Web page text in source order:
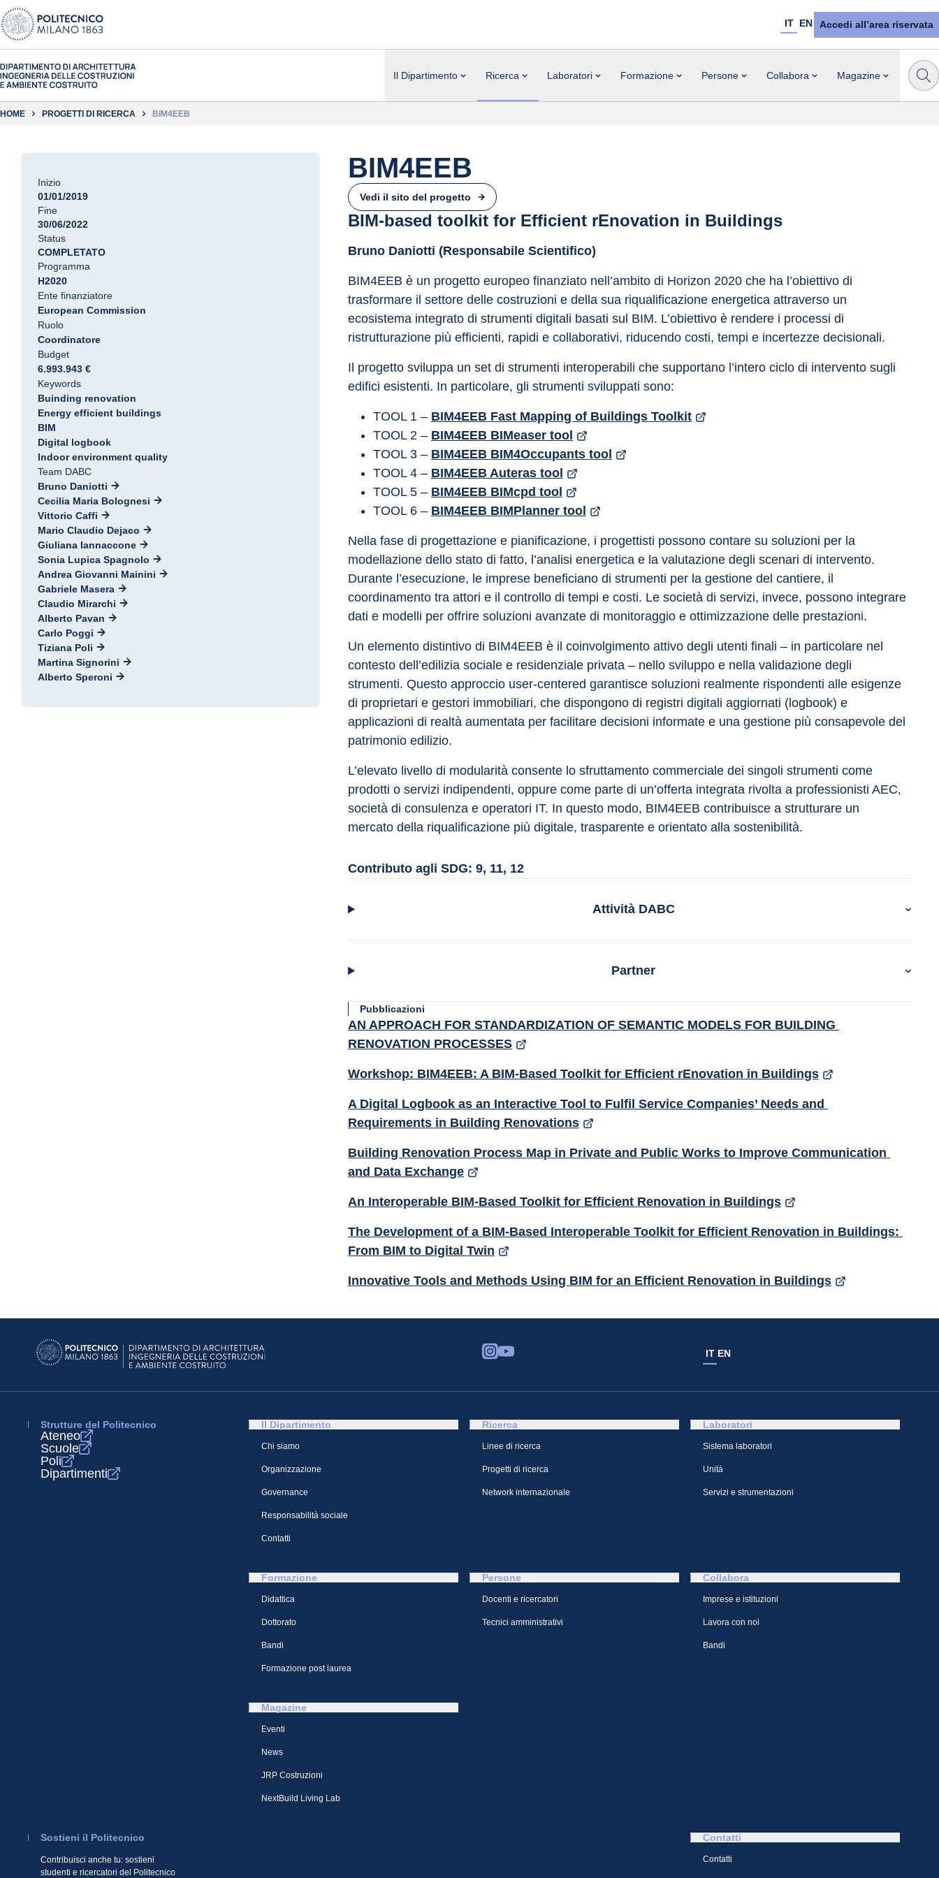
IT EN Accedi all’area riservata
Il Dipartimento Ricerca Laboratori Formazione Persone Collabora Magazine
HOME PROGETTI DI RICERCA BIM4EEB
Inizio
01/01/2019
Fine
30/06/2022
Status
COMPLETATO
Programma
H2020
Ente finanziatore
European Commission
Ruolo
Coordinatore
Budget
6.993.943 €
Keywords
Buinding renovation
Energy efficient buildings
BIM
Digital logbook
Indoor environment quality
Team DABC
Bruno Daniotti
Cecilia Maria Bolognesi
Vittorio Caffi
Mario Claudio Dejaco
Giuliana Iannaccone
Sonia Lupica Spagnolo
Andrea Giovanni Mainini
Gabriele Masera
Claudio Mirarchi
Alberto Pavan
Carlo Poggi
Tiziana Poli
Martina Signorini
Alberto Speroni
BIM4EEB
Vedi il sito del progetto
BIM-based toolkit for Efficient rEnovation in Buildings
Bruno Daniotti (Responsabile Scientifico)
BIM4EEB è un progetto europeo finanziato nell’ambito di Horizon 2020 che ha l’obiettivo di
trasformare il settore delle costruzioni e della sua riqualificazione energetica attraverso un
ecosistema integrato di strumenti digitali basati sul BIM. L’obiettivo è rendere i processi di
ristrutturazione più efficienti, rapidi e collaborativi, riducendo costi, tempi e incertezze decisionali.
Il progetto sviluppa un set di strumenti interoperabili che supportano l’intero ciclo di intervento sugli
edifici esistenti. In particolare, gli strumenti sviluppati sono:
TOOL 1 – BIM4EEB Fast Mapping of Buildings Toolkit
TOOL 2 – BIM4EEB BIMeaser tool
TOOL 3 – BIM4EEB BIM4Occupants tool
TOOL 4 – BIM4EEB Auteras tool
TOOL 5 – BIM4EEB BIMcpd tool
TOOL 6 – BIM4EEB BIMPlanner tool
Nella fase di progettazione e pianificazione, i progettisti possono contare su soluzioni per la
modellazione dello stato di fatto, l’analisi energetica e la valutazione degli scenari di intervento.
Durante l’esecuzione, le imprese beneficiano di strumenti per la gestione del cantiere, il
coordinamento tra attori e il controllo di tempi e costi. Le società di servizi, invece, possono integrare
dati e modelli per offrire soluzioni avanzate di monitoraggio e ottimizzazione delle prestazioni.
Un elemento distintivo di BIM4EEB è il coinvolgimento attivo degli utenti finali – in particolare nel
contesto dell’edilizia sociale e residenziale privata – nello sviluppo e nella validazione degli
strumenti. Questo approccio user-centered garantisce soluzioni realmente rispondenti alle esigenze
di proprietari e gestori immobiliari, che dispongono di registri digitali aggiornati (logbook) e
applicazioni di realtà aumentata per facilitare decisioni informate e una gestione più consapevole del
patrimonio edilizio.
L’elevato livello di modularità consente lo sfruttamento commerciale dei singoli strumenti come
prodotti o servizi indipendenti, oppure come parte di un’offerta integrata rivolta a professionisti AEC,
società di consulenza e operatori IT. In questo modo, BIM4EEB contribuisce a strutturare un
mercato della riqualificazione più digitale, trasparente e orientato alla sostenibilità.
Contributo agli SDG: 9, 11, 12
Attività DABC
Partner
Pubblicazioni
AN APPROACH FOR STANDARDIZATION OF SEMANTIC MODELS FOR BUILDING
RENOVATION PROCESSES
Workshop: BIM4EEB: A BIM-Based Toolkit for Efficient rEnovation in Buildings
A Digital Logbook as an Interactive Tool to Fulfil Service Companies’ Needs and
Requirements in Building Renovations
Building Renovation Process Map in Private and Public Works to Improve Communication
and Data Exchange
An Interoperable BIM-Based Toolkit for Efficient Renovation in Buildings
The Development of a BIM-Based Interoperable Toolkit for Efficient Renovation in Buildings:
From BIM to Digital Twin
Innovative Tools and Methods Using BIM for an Efficient Renovation in Buildings
IT EN
Strutture del Politecnico
Ateneo
Scuole
Poli
Dipartimenti
Il Dipartimento
Chi siamo
Organizzazione
Governance
Responsabilità sociale
Contatti
Ricerca
Linee di ricerca
Progetti di ricerca
Network internazionale
Laboratori
Sistema laboratori
Unità
Servizi e strumentazioni
Formazione
Didattica
Dottorato
Bandi
Formazione post laurea
Persone
Docenti e ricercatori
Tecnici amministrativi
Collabora
Imprese e istituzioni
Lavora con noi
Bandi
Magazine
Eventi
News
JRP Costruzioni
NextBuild Living Lab
Sostieni il Politecnico
Contribuisci anche tu: sostieni
studenti e ricercatori del Politecnico
Contatti
Contatti